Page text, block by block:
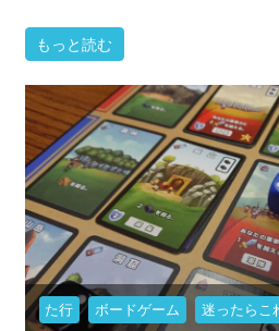
ゲ
ー
ム
会
を
開
い
て
仲
間
を
もっと読む
た行 ボードゲーム 迷ったらこ